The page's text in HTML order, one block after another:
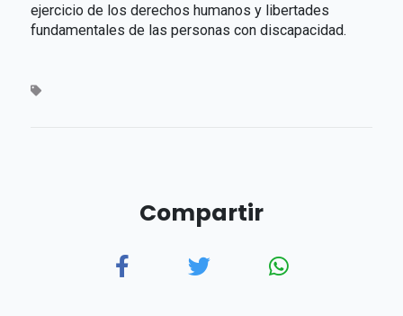
ejercicio de los derechos humanos y libertades
fundamentales de las personas con discapacidad.
Compartir